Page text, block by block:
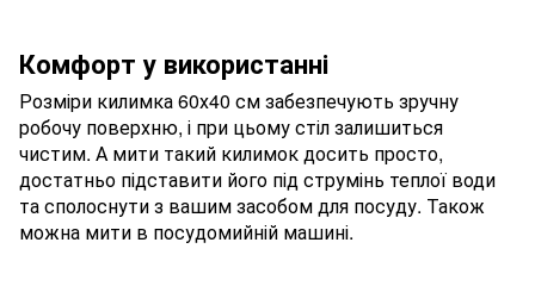
Комфорт у використанні
Розміри килимка 60х40 см забезпечують зручну
робочу поверхню, і при цьому стіл залишиться
чистим. А мити такий килимок досить просто,
достатньо підставити його під струмінь теплої води
та сполоснути з вашим засобом для посуду. Також
можна мити в посудомийній машині.